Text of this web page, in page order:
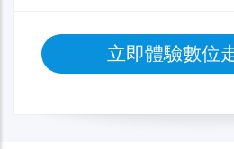
立即體驗數位